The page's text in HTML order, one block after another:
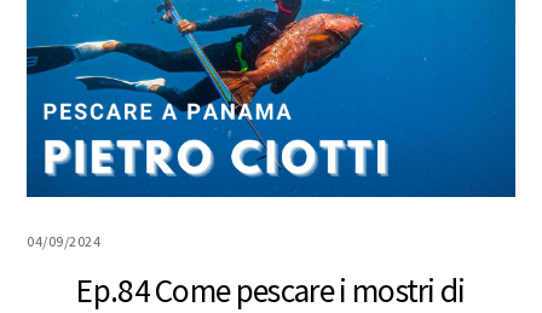
04/09/2024
Ep.84 Come pescare i mostri di